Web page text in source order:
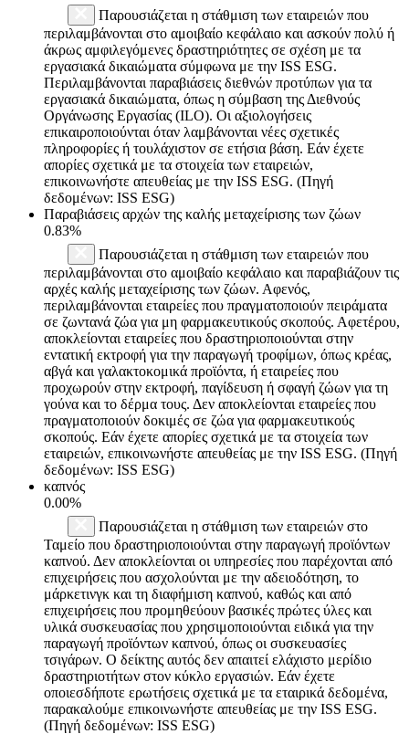
Παρουσιάζεται η στάθμιση των εταιρειών που
περιλαμβάνονται στο αμοιβαίο κεφάλαιο και ασκούν πολύ ή
άκρως αμφιλεγόμενες δραστηριότητες σε σχέση με τα
εργασιακά δικαιώματα σύμφωνα με την ISS ESG.
Περιλαμβάνονται παραβιάσεις διεθνών προτύπων για τα
εργασιακά δικαιώματα, όπως η σύμβαση της Διεθνούς
Οργάνωσης Εργασίας (ILO). Οι αξιολογήσεις
επικαιροποιούνται όταν λαμβάνονται νέες σχετικές
πληροφορίες ή τουλάχιστον σε ετήσια βάση. Εάν έχετε
απορίες σχετικά με τα στοιχεία των εταιρειών,
επικοινωνήστε απευθείας με την ISS ESG. (Πηγή
δεδομένων: ISS ESG)
Παραβιάσεις αρχών της καλής μεταχείρισης των ζώων
0.83%
Παρουσιάζεται η στάθμιση των εταιρειών που
περιλαμβάνονται στο αμοιβαίο κεφάλαιο και παραβιάζουν τις
αρχές καλής μεταχείρισης των ζώων. Αφενός,
περιλαμβάνονται εταιρείες που πραγματοποιούν πειράματα
σε ζωντανά ζώα για μη φαρμακευτικούς σκοπούς. Αφετέρου,
αποκλείονται εταιρείες που δραστηριοποιούνται στην
εντατική εκτροφή για την παραγωγή τροφίμων, όπως κρέας,
αβγά και γαλακτοκομικά προϊόντα, ή εταιρείες που
προχωρούν στην εκτροφή, παγίδευση ή σφαγή ζώων για τη
γούνα και το δέρμα τους. Δεν αποκλείονται εταιρείες που
πραγματοποιούν δοκιμές σε ζώα για φαρμακευτικούς
σκοπούς. Εάν έχετε απορίες σχετικά με τα στοιχεία των
εταιρειών, επικοινωνήστε απευθείας με την ISS ESG. (Πηγή
δεδομένων: ISS ESG)
καπνός
0.00%
Παρουσιάζεται η στάθμιση των εταιρειών στο
Ταμείο που δραστηριοποιούνται στην παραγωγή προϊόντων
καπνού. Δεν αποκλείονται οι υπηρεσίες που παρέχονται από
επιχειρήσεις που ασχολούνται με την αδειοδότηση, το
μάρκετινγκ και τη διαφήμιση καπνού, καθώς και από
επιχειρήσεις που προμηθεύουν βασικές πρώτες ύλες και
υλικά συσκευασίας που χρησιμοποιούνται ειδικά για την
παραγωγή προϊόντων καπνού, όπως οι συσκευασίες
τσιγάρων. Ο δείκτης αυτός δεν απαιτεί ελάχιστο μερίδιο
δραστηριοτήτων στον κύκλο εργασιών. Εάν έχετε
οποιεσδήποτε ερωτήσεις σχετικά με τα εταιρικά δεδομένα,
παρακαλούμε επικοινωνήστε απευθείας με την ISS ESG.
(Πηγή δεδομένων: ISS ESG)